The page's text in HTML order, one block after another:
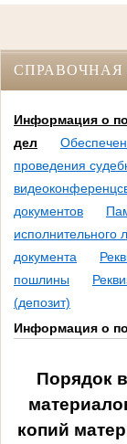
Информация о
дел
проведения
документов
исполнительного
документа
пошлины
(депозит)
Информация о
Порядок
копий